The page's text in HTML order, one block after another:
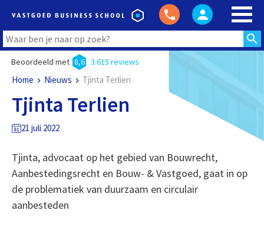
Beoordeeld met 8,6 3.615 reviews
Home Nieuws Tjinta Terlien
Tjinta Terlien
21 juli 2022
Tjinta, advocaat op het gebied van Bouwrecht,
Aanbestedingsrecht en Bouw- & Vastgoed, gaat in op
de problematiek van duurzaam en circulair
aanbesteden